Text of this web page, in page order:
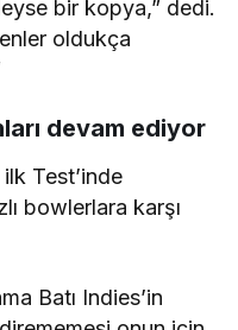
bir kopya,” dedi.
oldukça
devam ediyor
Test’inde
bowlerlara karşı
Batı Indies’in